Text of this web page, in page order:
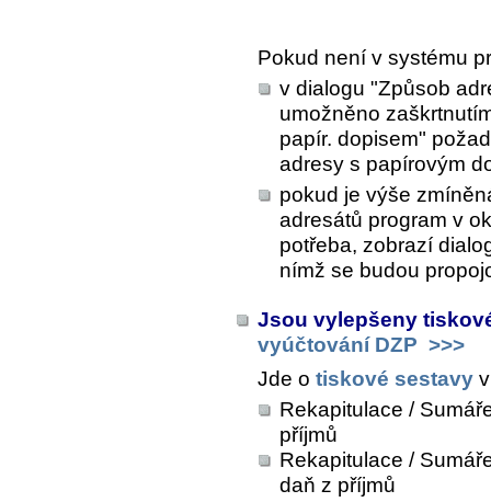
Pokud není v systému
v dialogu "Způsob
umožněno
papír. dopisem"
adresy s papírovým
pokud je výše
adresátů program v
potřeba, zobrazí
nímž se budou
Jsou vylepšeny
vyúčtování DZP >>>
Jde o tiskové sestavy
Rekapitulace /
příjmů
Rekapitulace /
daň z příjmů